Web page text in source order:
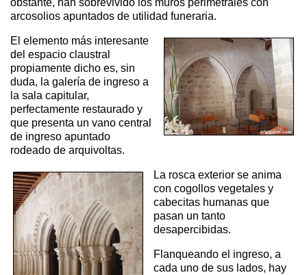
obstante, han sobrevivido los muros perimetrales con
arcosolios apuntados de utilidad funeraria.
El elemento más interesante
del espacio claustral
propiamente dicho es, sin
duda, la galería de ingreso a
la sala capitular,
perfectamente restaurado y
que presenta un vano central
de ingreso apuntado
rodeado de arquivoltas.
La rosca exterior se anima
con cogollos vegetales y
cabecitas humanas que
pasan un tanto
desapercibidas.
Flanqueando el ingreso, a
cada uno de sus lados, hay